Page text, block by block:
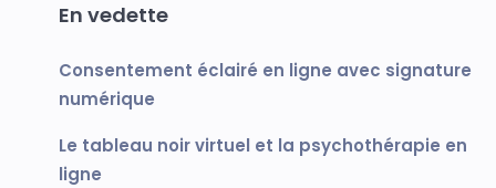
En vedette
Consentement éclairé en ligne avec signature
numérique
Le tableau noir virtuel et la psychothérapie en
ligne